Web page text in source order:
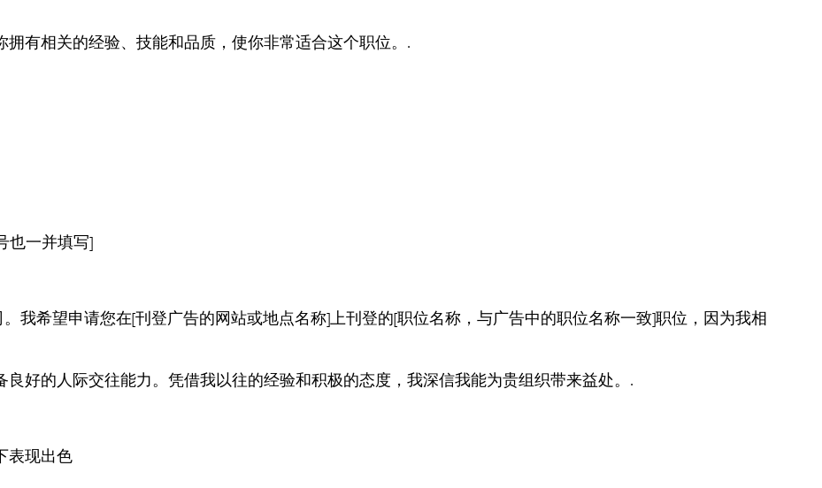
有相关的经验、技能和品质，使你非常适合这个职位。.
也一并填写]
我希望申请您在[刊登广告的网站或地点名称]上刊登的[职位名称，与广告中的职位名称一致]职位，因为我相
好的人际交往能力。凭借我以往的经验和积极的态度，我深信我能为贵组织带来益处。.
表现出色